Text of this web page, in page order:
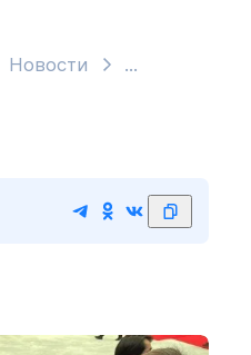
Новости